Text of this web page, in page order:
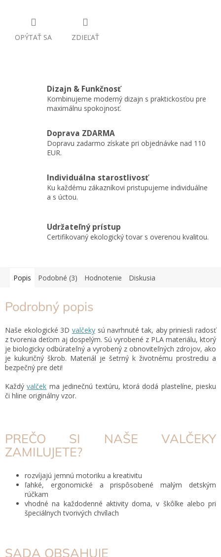
OPÝTAŤ SA ZDIEĽAŤ
Dizajn & Funkčnosť
Kombinujeme moderný dizajn s praktickosťou pre
maximálnu spokojnosť.
Doprava ZDARMA
Dopravu zadarmo získate pri objednávke nad 110
EUR.
Individuálna starostlivosť
Ku každému zákazníkovi pristupujeme individuálne
a s úctou.
Udržateľný prístup
Certifikovaný ekologický tovar s overenou kvalitou.
Popis Podobné (3) Hodnotenie Diskusia
Podrobný popis
Naše ekologické 3D valčeky sú navrhnuté tak, aby priniesli radosť
z tvorenia deťom aj dospelým. Sú vyrobené z PLA materiálu, ktorý
je biologicky odbúrateľný a vyrobený z obnoviteľných zdrojov, ako
je kukuričný škrob. Materiál je šetrný k životnému prostrediu a
bezpečný pre deti!
Každývalček ma jedinečnú textúru, ktorá dodá plastelíne, piesku
či hline originálny vzor.
PREČO SI NAŠE VALČEKY
ZAMILUJETE?
rozvíjajú jemnú motoriku a kreativitu
ľahké, ergonomické a prispôsobené malým detským
rúčkam
vhodné na každodenné aktivity doma, v škôlke alebo pri
špeciálnych tvorivých chvílach
SADA OBSAHUJE